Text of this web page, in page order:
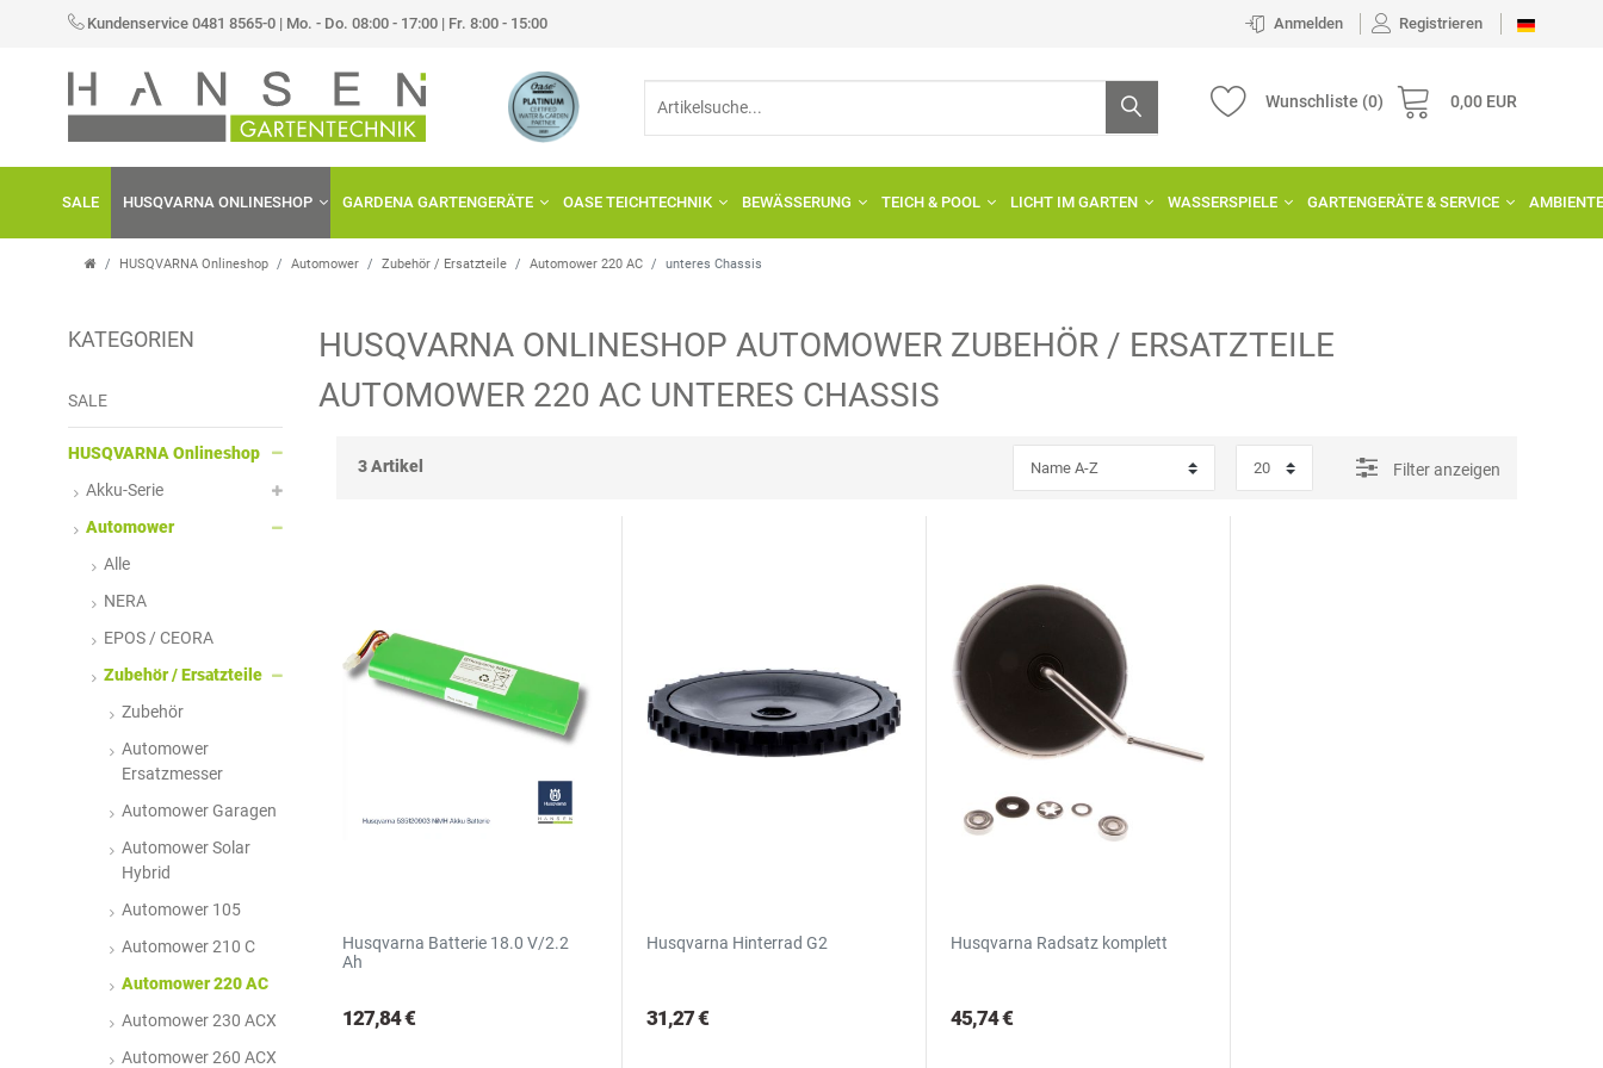
Kundenservice 0481 8565-0 | Mo. - Do. 08:00 - 17:00 | Fr. 8:00 - 15:00 Anmelden Registrieren
Wunschliste (0) 0,00 EUR
SALE HUSQVARNA ONLINESHOP GARDENA GARTENGERÄTE OASE TEICHTECHNIK BEWÄSSERUNG TEICH & POOL LICHT IM GARTEN WASSERSPIELE GARTENGERÄTE & SERVICE AMBIENTE
HUSQVARNA Onlineshop Automower Zubehör / Ersatzteile Automower 220 AC unteres Chassis
KATEGORIEN
SALE
HUSQVARNA Onlineshop
Akku-Serie
Automower
Alle
NERA
EPOS / CEORA
Zubehör / Ersatzteile
Zubehör
Automower
Ersatzmesser
Automower Garagen
Automower Solar
Hybrid
Automower 105
Automower 210 C
Automower 220 AC
Automower 230 ACX
Automower 260 ACX
HUSQVARNA ONLINESHOP AUTOMOWER ZUBEHÖR / ERSATZTEILE
AUTOMOWER 220 AC UNTERES CHASSIS
3 Artikel Filter anzeigen
Husqvarna Batterie 18.0 V/2.2
Ah
127,84 €
Husqvarna Hinterrad G2
31,27 €
Husqvarna Radsatz komplett
45,74 €
FILTER